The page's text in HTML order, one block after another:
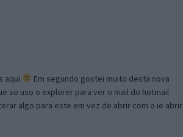
aqui
Em segundo gostei muito desta nova
so uso o explorer para ver o mail do hotmail
algo para este em vez de abrir com o ie abrir